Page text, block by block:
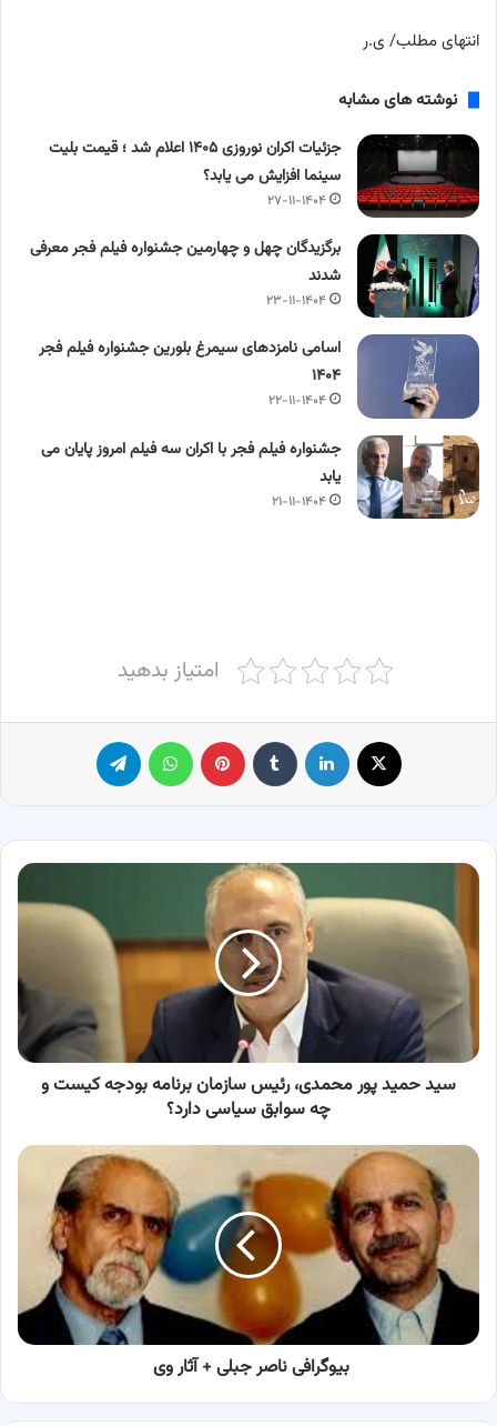
انتهای مطلب/ ی.ر
نوشته های مشابه
جزئیات اکران نوروزی ۱۴۰۵ اعلام شد ؛ قیمت بلیت
سینما افزایش می یابد؟
۲۷-۱۱-۱۴۰۴
برگزیدگان چهل و چهارمین جشنواره فیلم فجر معرفی
شدند
۲۳-۱۱-۱۴۰۴
اسامی نامزدهای سیمرغ بلورین جشنواره فیلم فجر
۱۴۰۴
۲۲-۱۱-۱۴۰۴
جشنواره فیلم فجر با اکران سه فیلم امروز پایان می
یابد
۲۱-۱۱-۱۴۰۴
امتیاز بدهید
لینکدین ‫تامبلر پینترست
سید
محمدی،
رئیس
سازمان
برنامه
بودجه
کیست
سیاسی
سید حمید پور محمدی، رئیس سازمان برنامه بودجه کیست و
چه سوابق سیاسی دارد؟
بیوگرافی
جبلی
بیوگرافی ناصر جبلی + آثار وی